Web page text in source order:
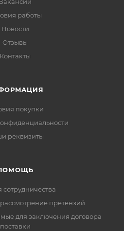
работы
Новости
Отзывы
Контакты
покупки
реквизиты
сотрудничества
претензий
для заключения договора
поставки